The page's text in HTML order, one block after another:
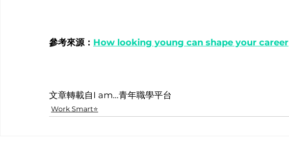
參考來源： How looking young can shape your career
文章轉載自I am…青年職學平台
Work Smart⭐️